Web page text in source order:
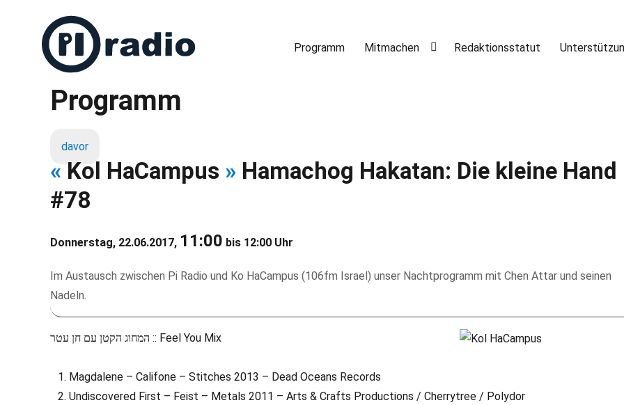
Freies Radio in Berlin
Programm Mitmachen Redaktionsstatut
Programm
davor
« Kol HaCampus » Hamachog Hakatan: Die kleine Hand
#78
Donnerstag, 22.06.2017, 11:00 bis 12:00 Uhr
Im Austausch zwischen Pi Radio und Ko HaCampus (106fm Israel) unser Nachtprogramm mit Chen Attar und seinen
Nadeln.
המחוג הקטן עם חן עטר :: Feel You Mix
Magdalene – Califone – Stitches 2013 – Dead Oceans Records
Undiscovered First – Feist – Metals 2011 – Arts & Crafts Productions / Cherrytree / Polydor